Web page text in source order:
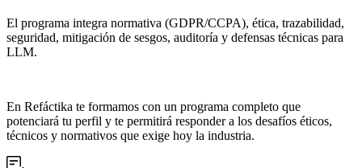
El programa integra normativa (GDPR/CCPA), ética, trazabilidad,
seguridad, mitigación de sesgos, auditoría y defensas técnicas para
LLM.
En Refáctika te formamos con un programa completo que
potenciará tu perfil y te permitirá responder a los desafíos éticos,
técnicos y normativos que exige hoy la industria.